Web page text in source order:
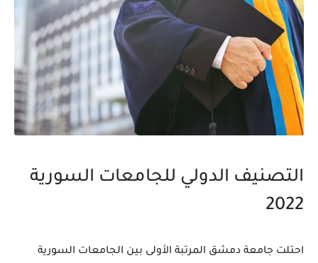
التصنيف الدولي للجامعات السورية
2022
احتلت جامعة دمشق المرتبة الأولى بين الجامعات السورية